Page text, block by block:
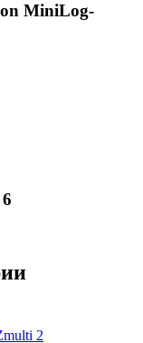
MiniLog-